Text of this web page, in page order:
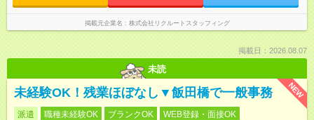
掲載元企業名 株式会社リクルートスタッフィング
掲載日：2026.08.07
未読
NEW
未経験OK！残業ほぼなし▼飯田橋で一般事務
派遣 職種未経験OK ブランクOK WEB登録・面接OK